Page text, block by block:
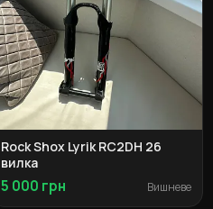
Rock Shox Lyrik RC2DH 26
вилка
5 000 грн Вишневе